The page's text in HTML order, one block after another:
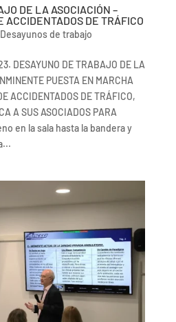
DE LA ASOCIACIÓN –
ACCIDENTADOS DE TRÁFICO
Desayunos de trabajo
DESAYUNO DE TRABAJO DE LA
PUESTA EN MARCHA
ACCIDENTADOS DE TRÁFICO,
A SUS ASOCIADOS PARA
en la sala hasta la bandera y